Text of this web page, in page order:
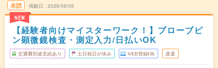
未読
NEW
掲載日 2026/08/05
【経験者向けマイスターワーク！】プローブピ
ン顕微鏡検査・測定入力/日払いOK
交通費別途支給あり 土日祝日が休み WEB登録OK 派遣